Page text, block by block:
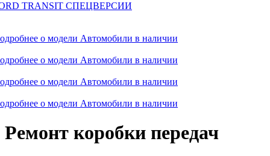
TRANSIT СПЕЦВЕРСИИ
о модели Автомобили в наличии
о модели Автомобили в наличии
о модели Автомобили в наличии
о модели Автомобили в наличии
Ремонт коробки передач